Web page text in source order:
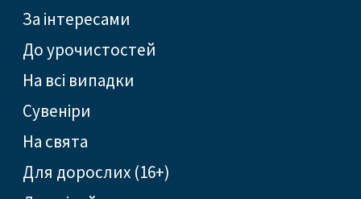
За інтересами
До урочистостей
На всі випадки
Сувеніри
На свята
Для дорослих (16+)